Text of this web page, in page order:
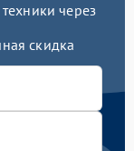
через
скидка